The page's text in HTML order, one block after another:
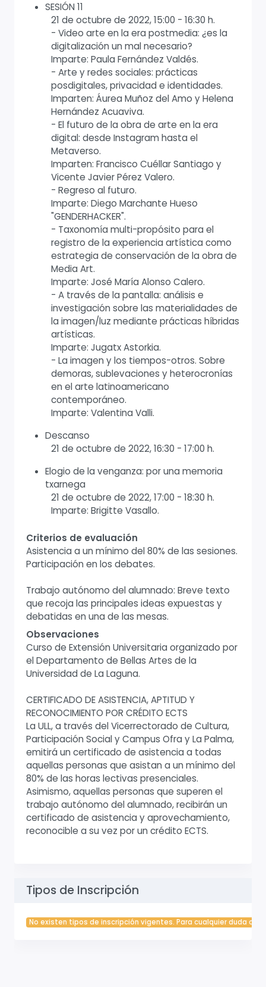
SESIÓN 11
21 de octubre de 2022, 15:00 - 16:30 h.
- Video arte en la era postmedia: ¿es la
digitalización un mal necesario?
Imparte: Paula Fernández Valdés.
- Arte y redes sociales: prácticas
posdigitales, privacidad e identidades.
Imparten: Áurea Muñoz del Amo y Helena
Hernández Acuaviva.
- El futuro de la obra de arte en la era
digital: desde Instagram hasta el
Metaverso.
Imparten: Francisco Cuéllar Santiago y
Vicente Javier Pérez Valero.
- Regreso al futuro.
Imparte: Diego Marchante Hueso
"GENDERHACKER".
- Taxonomía multi-propósito para el
registro de la experiencia artística como
estrategia de conservación de la obra de
Media Art.
Imparte: José María Alonso Calero.
- A través de la pantalla: análisis e
investigación sobre las materialidades de
la imagen/luz mediante prácticas híbridas
artísticas.
Imparte: Jugatx Astorkia.
- La imagen y los tiempos-otros. Sobre
demoras, sublevaciones y heterocronías
en el arte latinoamericano
contemporáneo.
Imparte: Valentina Valli.
Descanso
21 de octubre de 2022, 16:30 - 17:00 h.
Elogio de la venganza: por una memoria
txarnega
21 de octubre de 2022, 17:00 - 18:30 h.
Imparte: Brigitte Vasallo.
Criterios de evaluación
Asistencia a un mínimo del 80% de las sesiones.
Participación en los debates.
Trabajo autónomo del alumnado: Breve texto
que recoja las principales ideas expuestas y
debatidas en una de las mesas.
Observaciones
Curso de Extensión Universitaria organizado por
el Departamento de Bellas Artes de la
Universidad de La Laguna.
CERTIFICADO DE ASISTENCIA, APTITUD Y
RECONOCIMIENTO POR CRÉDITO ECTS
La ULL, a través del Vicerrectorado de Cultura,
Participación Social y Campus Ofra y La Palma,
emitirá un certificado de asistencia a todas
aquellas personas que asistan a un mínimo del
80% de las horas lectivas presenciales.
Asimismo, aquellas personas que superen el
trabajo autónomo del alumnado, recibirán un
certificado de asistencia y aprovechamiento,
reconocible a su vez por un crédito ECTS.
Tipos de Inscripción
No existen tipos de inscripción vigentes. Para cualquier duda